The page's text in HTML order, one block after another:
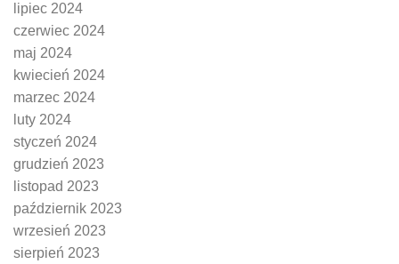
lipiec 2024
czerwiec 2024
maj 2024
kwiecień 2024
marzec 2024
luty 2024
styczeń 2024
grudzień 2023
listopad 2023
październik 2023
wrzesień 2023
sierpień 2023